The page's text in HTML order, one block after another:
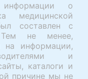
информации о
медицинской
составлен с
Тем не менее,
на информации,
и
каталоги и
причине мы не